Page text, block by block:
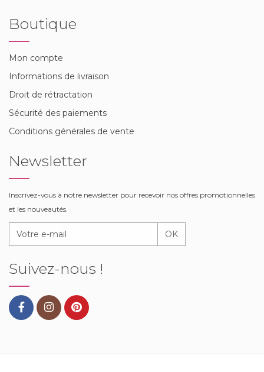
Boutique
Mon compte
Informations de livraison
Droit de rétractation
Sécurité des paiements
Conditions générales de vente
Newsletter
Inscrivez-vous à notre newsletter pour recevoir nos offres promotionnelles
et les nouveautés.
OK
Suivez-nous !